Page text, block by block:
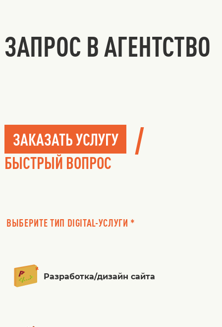
ЗАПРОС В АГЕНТСТВО
ЗАКАЗАТЬ УСЛУГУ /
БЫСТРЫЙ ВОПРОС
ВЫБЕРИТЕ ТИП DIGITAL-УСЛУГИ *
Разработка/дизайн сайта